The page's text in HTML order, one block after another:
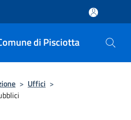
di Pisciotta
> Uffici >